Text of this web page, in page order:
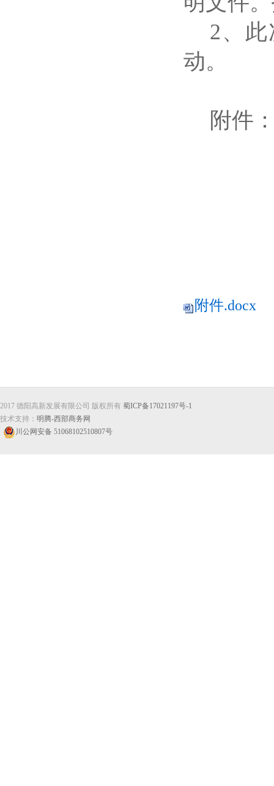
2、
动。
附件
附件.docx
2017 德阳高新发展有限公司 版权所有 蜀ICP备17021197号-1
技术支持： 明腾-西部商务网
川公网安备 51068102510807号